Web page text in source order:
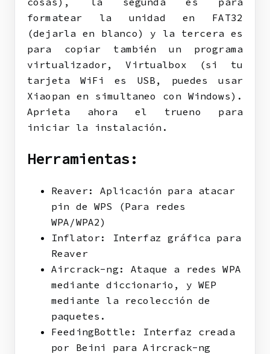
formatear la unidad en FAT32
(dejarla en blanco) y la tercera es
para copiar también un programa
virtualizador, Virtualbox (si tu
tarjeta WiFi es USB, puedes usar
Xiaopan en simultaneo con Windows).
Aprieta ahora el trueno para
iniciar la instalación.
Herramientas:
Reaver: Aplicación para atacar
pin de WPS (Para redes
WPA/WPA2)
Inflator: Interfaz gráfica para
Reaver
Aircrack-ng: Ataque a redes WPA
mediante diccionario, y WEP
mediante la recolección de
paquetes.
FeedingBottle: Interfaz creada
por Beini para Aircrack-ng